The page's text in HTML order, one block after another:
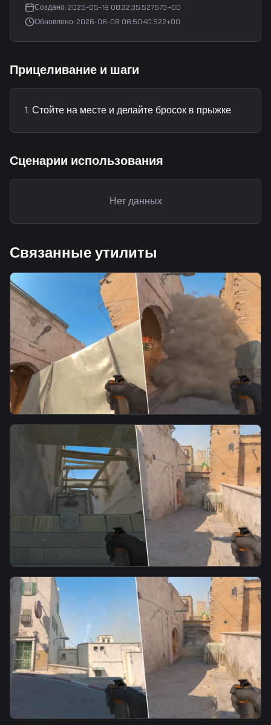
Создано: 2025-05-19 08:32:35.527573+00
Обновлено: 2026-06-06 06:50:40.522+00
Прицеливание и шаги
Стойте на месте и делайте бросок в прыжке.
Сценарии использования
Нет данных
Связанные утилиты
Xbox to mid door waterfall smoke
smoke
Mid Doors From Suicide